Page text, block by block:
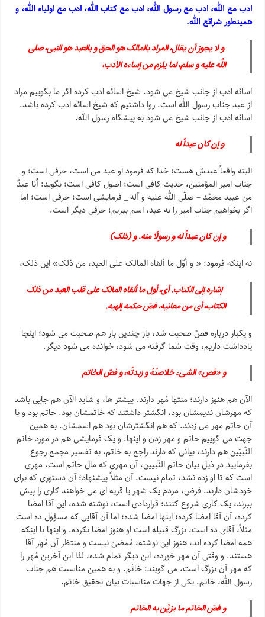
ادب مع الله، ادب مع رسول الله، ادب مع کتاب الله، ادب مع اولیاء الله، و
همینطور شرائع الله.
و لا یجوز أن یقال، المراد بالمالک هو الحق و بالعبد هو النبی، صلى
اللَّه علیه و سلم، لما یلزم من إساءه الأدب،
اسائه ادب از جانب شیخ می شود. شیخ اسائه ادب کرده اگر ما بگوییم مراد
از عبد جناب رسول الله است. روا داشتیم که شیخ اسائه ادب کرده باشد.
اسائه ادب از جانب شیخ می شود به پیشگاه رسول الله.
و إن کان عبداً له
البته واقعاً عبدش هست؛ خدا که فرمود او عبد من است، حرفی است؛ و
جناب امیر المؤمنین، حدیث کافی است؛ اصول کافی است؛ بگوید: أنا عبدٌ
من عبید محمّد – صلّی الله علیه و آله _ فرمایشی است؛ حرفی است؛ اما
اگر بخواهیم جناب امیر را به عبد، اسم ببریم؛ حرفی دیگر است.
و إن کان عبداً له و رسولًا منه. و (ذلک)
نه اینکه فرمود: « و أوّل ما ألقاه المالک علی العبد، من ذلک» این ذلک،
إشاره إلى الکتاب. أی، أول ما ألقاه المالک على قلب العبد من ذلک
الکتاب، أی من معانیه، فصّ حکمه إلهیه.
و یکبار درباره فصّ صحبت شد، باز چندین بار هم صحبت می شود؛ اینجا
یادداشت داریم، وقت شما گرفته می شود، خوانده می شود دیگر.
و «فص» الشی‏ء خلاصتُهُ و زبدتُه، و فصّ الخاتم
الآن هم هنوز دارند؛ منتها مُهر دارند. پیشتر ها، و شاید الآن هم جایی باشد
که مهرشان ندیمشان بود، انگشتر داشتند که خاتمشان بود. خاتم بود و با
آن خاتم مهر می زدند. که هم انگشترشان بود هم اسمشان. به همین
جهت می گوییم خاتم و مهر زدن و اینها. و یک فرمایشی هم در مورد خاتم
النّبیّین هم دارند، بیانی که دارند راجع به خاتم، به تفسیر مجمع رجوع
بفرمایید در ذیل بیان خاتم النّبیین، آن مهری که مال خاتم است، مهری
است که تا او زده نشد، تمام نیست. آن مثلاً پیشنهاد؛ آن دستوری که برای
خودشان دارند. فرض، مردم یک شهر یا قریه ای می خواهند کاری را پیش
ببرند، یک کاری شروع کنند؛ قراردادی است، نوشته شده، این آقا امضا
کرده، آن آقا امضا کرده؛ اینها امضا شده؛ اما آن آقایی که مسؤول ده است
مثلاً، آقای ده است، بزرگ قبیله است او هنوز امضا نکرده. و اینها با اینکه
همه امضا کرده اند، هنوز این نوشته، مُمضیَ نیست و منتظر آن مُهر آقا
هستند. و وقتی آن مهر خورده، این دیگر تمام شده، لذا این آخرین مُهر را
که مهر آن بزرگ است، می گویند: خاتَم. و به همین مناسبت هم جناب
رسول الله، خاتم. یکی از جهات مناسبات بیان تحقیق خاتم.
و فصّ الخاتم ما یزیِّن به الخاتم